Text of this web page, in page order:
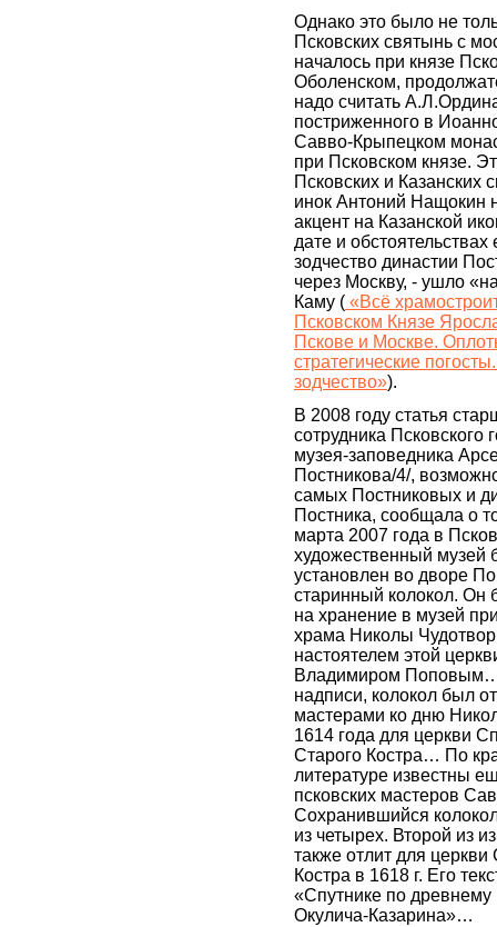
Однако это было не
Псковских святынь с
началось при князе
Оболенском,
надо считать
постриженного в
Савво-Крыпецком
при Псковском князе.
Псковских и Казанских
инок Антоний Нащокин
акцент на Казанской
дате и
зодчество династии
через Москву, - ушло
Каму ( «Всё
Псковском Князе
Пскове и Москве.
стратегические
зодчество»).
В 2008 году статья
сотрудника Псковского
музея-заповедника
Постникова/4/,
самых Постниковых и
Постника, сообщала о
марта 2007 года в
художественный музей
установлен во дворе
старинный колокол. Он
на хранение в музей
храма Николы
настоятелем этой
Владимиром Поповым…
надписи, колокол был
мастерами ко дню
1614 года для церкви
Старого Костра… По
литературе известны
псковских мастеров
Сохранившийся
из четырех. Второй из
также отлит для церкви
Костра в 1618 г. Его
«Спутнике по
Окулича-Казарина»…